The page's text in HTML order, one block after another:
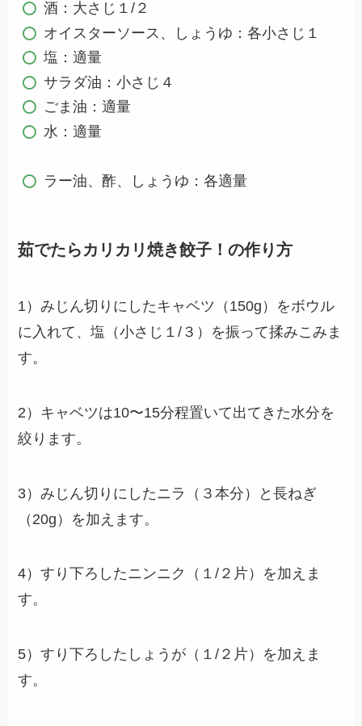
酒：大さじ１/２
オイスターソース、しょうゆ：各小さじ１
塩：適量
サラダ油：小さじ４
ごま油：適量
水：適量
ラー油、酢、しょうゆ：各適量
茹でたらカリカリ焼き餃子！の作り方
1）みじん切りにしたキャベツ（150g）をボウル
に入れて、塩（小さじ１/３）を振って揉みこみま
す。
2）キャベツは10〜15分程置いて出てきた水分を
絞ります。
3）みじん切りにしたニラ（３本分）と長ねぎ
（20g）を加えます。
4）すり下ろしたニンニク（１/２片）を加えま
す。
5）すり下ろしたしょうが（１/２片）を加えま
す。